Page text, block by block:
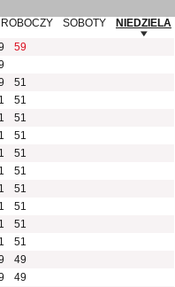
ROBOCZY
SOBOTY
NIEDZIELA
59
51
51
51
51
51
51
51
51
51
51
49
49